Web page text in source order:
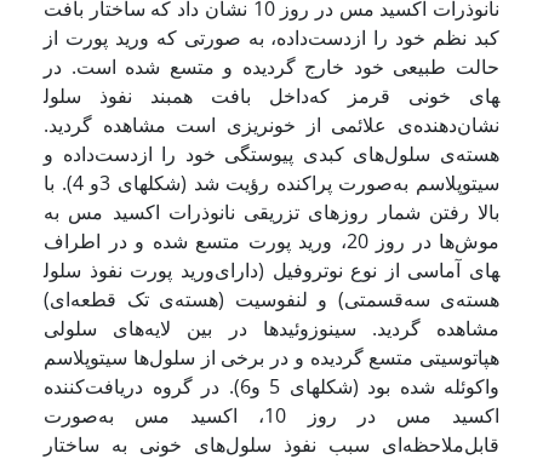
نانوذرات اکسید مس در روز 10 نشان داد که ساختار بافت
کبد نظم خود را ازدست‌داده، به صورتی که ورید پورت از
حالت طبیعی خود خارج گردیده و متسع شده است. در
داخل بافت همبند نفوذ سلول‎های خونی قرمز که
نشان‌دهنده‌ی علائمی از خونریزی است مشاهده گردید.
هسته‌ی سلول‌های کبدی پیوستگی خود را ازدست‌داده و
سیتوپلاسم به‌صورت پراکنده رؤیت شد (شکل­های 3و 4). با
بالا رفتن شمار روزهای تزریقی نانوذرات اکسید مس به
موش‌ها در روز 20، ورید پورت متسع شده و در اطراف
ورید پورت نفوذ سلول‎های آماسی از نوع نوتروفیل (دارای
هسته‌ی سه‌قسمتی) و لنفوسیت (هسته‌ی تک قطعه‌ای)
مشاهده گردید. سینوزوئیدها در بین لایه‌های سلولی
هپاتوسیتی متسع گردیده و در برخی از سلول‌ها سیتوپلاسم
واکوئله شده بود (شکل­های 5 و6). در گروه دریافت‌کننده
اکسید مس در روز 10، اکسید مس به‌صورت
قابل‌ملاحظه‌ای سبب نفوذ سلول‌های خونی به ساختار